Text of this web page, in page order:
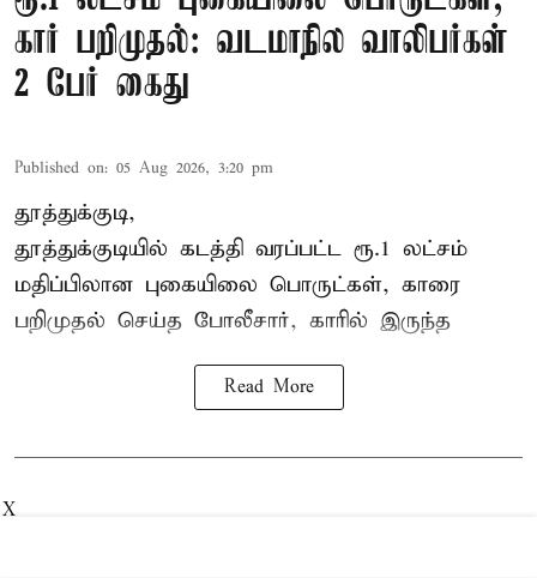
கார் பறிமுதல்: வடமாநில வாலிபர்கள்
2 பேர் கைது
Published on: 05 Aug 2026, 3:20 pm
தூத்துக்குடி,
தூத்துக்குடியில் கடத்தி வரப்பட்ட ரூ.1 லட்சம்
மதிப்பிலான புகையிலை பொருட்கள், காரை
பறிமுதல் செய்த போலீசார், காரில் இருந்த
Read More
X